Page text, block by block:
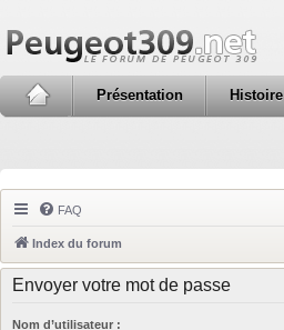
Présentation Histoire
FAQ
Index du forum
Envoyer votre mot de passe
Nom d’utilisateur :